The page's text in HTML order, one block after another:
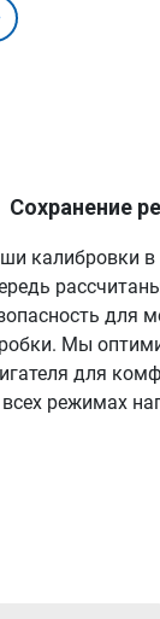
Сохранение
калибровки в
для
Мы
для
режимах